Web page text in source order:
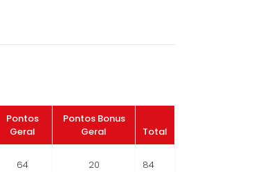
Pontos
Geral
Pontos Bonus
Geral
Total
64 20 84